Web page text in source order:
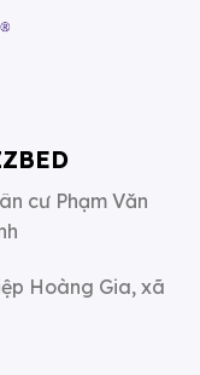
cư Phạm Văn
Hoàng Gia, xã